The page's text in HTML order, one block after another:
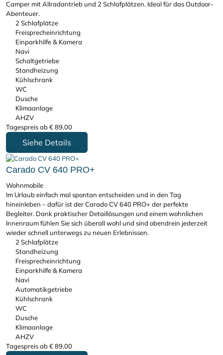
Camper mit Allradantrieb und 2 Schlafplätzen. Ideal für das Outdoor-
Abenteuer.
2 Schlafplätze
Freisprecheinrichtung
Einparkhilfe & Kamera
Navi
Schaltgetriebe
Standheizung
Kühlschrank
WC
Dusche
Klimaanlage
AHZV
Tagespreis ab€89,00
Siehe Details
Carado CV 640 PRO+
Wohnmobile
Im Urlaub einfach mal spontan entscheiden und in den Tag
hineinleben – dafür ist der Carado CV 640 PRO+ der perfekte
Begleiter. Dank praktischer Detaillösungen und einem wohnlichen
Innenraum fühlen Sie sich überall wohl und sind obendrein jederzeit
wieder schnell unterwegs zu neuen Erlebnissen.
2 Schlafplätze
Standheizung
Freisprecheinrichtung
Einparkhilfe & Kamera
Navi
Automatikgetriebe
Kühlschrank
WC
Dusche
Klimaanlage
AHZV
Tagespreis ab€89,00